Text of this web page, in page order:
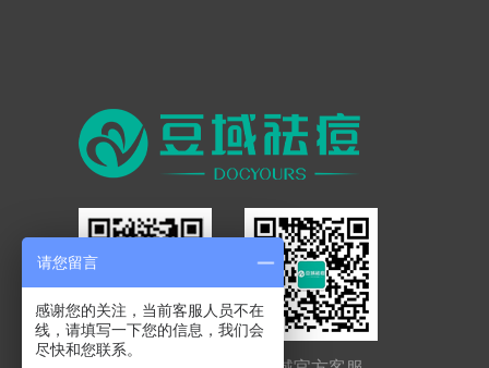
请您留言
感谢您的关注，当前客服人员不在
线，请填写一下您的信息，我们会
尽快和您联系。